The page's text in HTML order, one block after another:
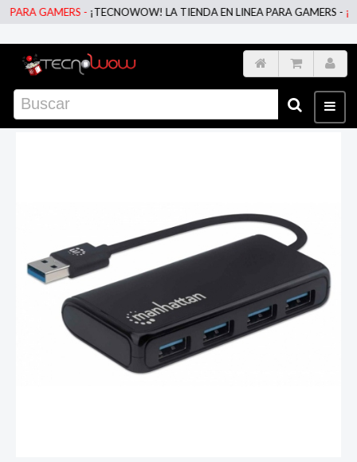
GAMERS -¡TECNOWOW! LA TIENDA EN LINEA PARA GAMERS -